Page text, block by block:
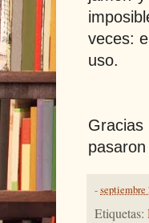
veces:
uso.
Gracias
-septiembre
Etiquetas: